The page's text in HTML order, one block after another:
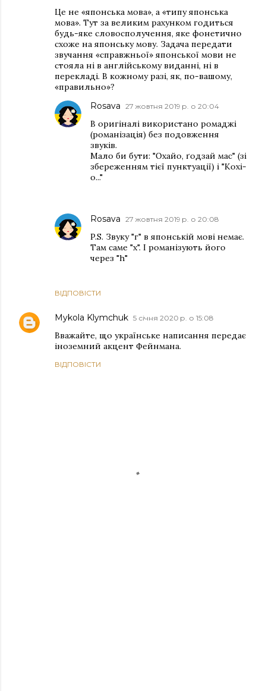
Це не «японська мова», а «типу японська
мова». Тут за великим рахунком годиться
будь-яке словосполучення, яке фонетично
схоже на японську мову. Задача передати
звучання «справжньої» японської мови не
стояла ні в англійському виданні, ні в
перекладі. В кожному разі, як, по-вашому,
«правильно»?
ВІДПОВІСТИ
Rosava 27 жовтня 2019 р. о 20:04
В оригіналі використано ромаджі
(романізація) без подовження
звуків.
Мало би бути: "Охайо, ґодзай мас" (зі
збереженням тієї пунктуації) і "Кохі-
о..."
Rosava 27 жовтня 2019 р. о 20:08
P.S. Звуку "г" в японській мові немає.
Там саме "х". І романізують його
через "h"
Mykola Klymchuk 5 січня 2020 р. о 15:08
Вважайте, що українське написання передає
іноземний акцент Фейнмана.
ВІДПОВІСТИ